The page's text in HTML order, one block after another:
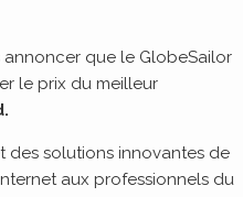
que le GlobeSailor
le prix du meilleur
des solutions innovantes de
aux professionnels du